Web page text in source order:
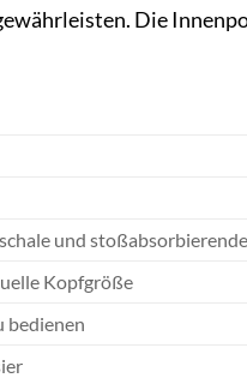
Die
und
Kopfgröße
bedienen